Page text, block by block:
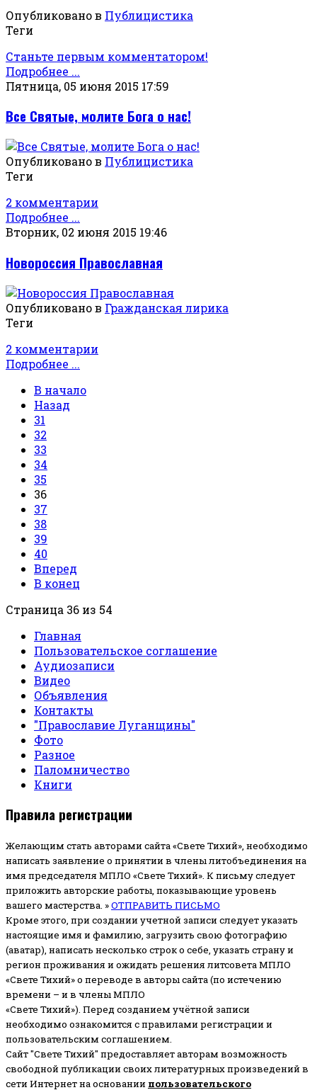
Опубликовано в Публицистика
Теги
Станьте первым комментатором!
Подробнее ...
Пятница, 05 июня 2015 17:59
Все Святые, молите Бога о нас!
Опубликовано в Публицистика
Теги
2 комментарии
Подробнее ...
Вторник, 02 июня 2015 19:46
Новороссия Православная
Опубликовано в Гражданская лирика
Теги
2 комментарии
Подробнее ...
В начало
Назад
31
32
33
34
35
36
37
38
39
40
Вперед
В конец
Страница 36 из 54
Главная
Пользовательское соглашение
Аудиозаписи
Видео
Объявления
Контакты
"Православие Луганщины"
Фото
Разное
Паломничество
Книги
Правила регистрации
Желающим стать авторами сайта «Свете Тихий», необходимо
написать заявление о принятии в члены литобъединения на
имя председателя МПЛО «Свете Тихий». К письму следует
приложить авторские работы, показывающие уровень
вашего мастерства. »ОТПРАВИТЬ ПИСЬМО
Кроме этого, при создании учетной записи следует указать
настоящие имя и фамилию, загрузить свою фотографию
(аватар), написать несколько строк о себе, указать страну и
регион проживания и ожидать решения литсовета МПЛО
«Свете Тихий» о переводе в авторы сайта (по истечению
времени – и в члены МПЛО
«Свете Тихий»). Перед созданием учётной записи
необходимо ознакомится с правилами регистрации и
пользовательским соглашением.
Сайт "Свете Тихий" предоставляет авторам возможность
свободной публикации своих литературных произведений в
сети Интернет на основании пользовательского